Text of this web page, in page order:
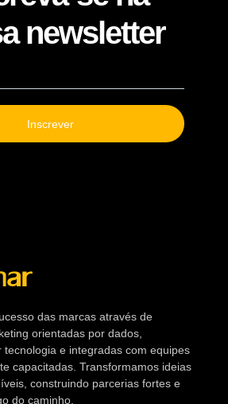
newsletter
Inscrever
das marcas através de
orientadas por dados,
tecnologia e integradas com equipes
capacitadas. Transformamos ideias
construindo parcerias fortes e
do caminho.